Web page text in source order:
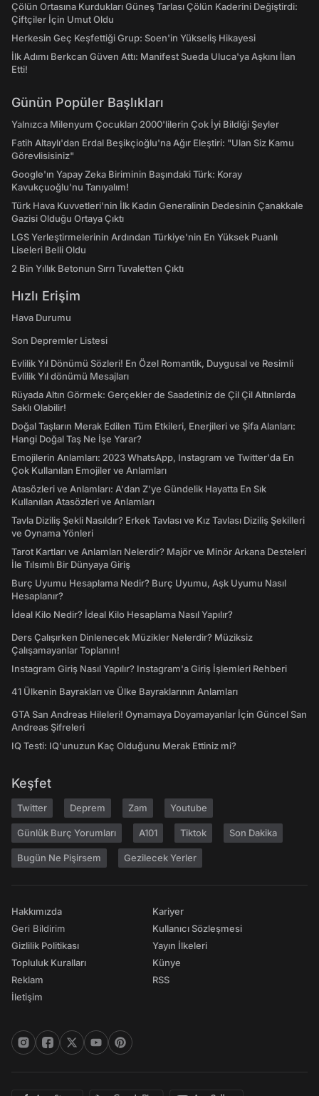
Çölün Ortasına Kurdukları Güneş Tarlası Çölün Kaderini Değiştirdi:
Çiftçiler İçin Umut Oldu
Herkesin Geç Keşfettiği Grup: Soen'in Yükseliş Hikayesi
İlk Adımı Berkcan Güven Attı: Manifest Sueda Uluca'ya Aşkını İlan
Etti!
Günün Popüler Başlıkları
Yalnızca Milenyum Çocukları 2000'lilerin Çok İyi Bildiği Şeyler
Fatih Altaylı'dan Erdal Beşikçioğlu'na Ağır Eleştiri: "Ulan Siz Kamu
Görevlisisiniz"
Google'ın Yapay Zeka Biriminin Başındaki Türk: Koray
Kavukçuoğlu'nu Tanıyalım!
Türk Hava Kuvvetleri'nin İlk Kadın Generalinin Dedesinin Çanakkale
Gazisi Olduğu Ortaya Çıktı
LGS Yerleştirmelerinin Ardından Türkiye'nin En Yüksek Puanlı
Liseleri Belli Oldu
2 Bin Yıllık Betonun Sırrı Tuvaletten Çıktı
Hızlı Erişim
Hava Durumu
Son Depremler Listesi
Evlilik Yıl Dönümü Sözleri! En Özel Romantik, Duygusal ve Resimli
Evlilik Yıl dönümü Mesajları
Rüyada Altın Görmek: Gerçekler de Saadetiniz de Çil Çil Altınlarda
Saklı Olabilir!
Doğal Taşların Merak Edilen Tüm Etkileri, Enerjileri ve Şifa Alanları:
Hangi Doğal Taş Ne İşe Yarar?
Emojilerin Anlamları: 2023 WhatsApp, Instagram ve Twitter'da En
Çok Kullanılan Emojiler ve Anlamları
Atasözleri ve Anlamları: A'dan Z'ye Gündelik Hayatta En Sık
Kullanılan Atasözleri ve Anlamları
Tavla Diziliş Şekli Nasıldır? Erkek Tavlası ve Kız Tavlası Diziliş Şekilleri
ve Oynama Yönleri
Tarot Kartları ve Anlamları Nelerdir? Majör ve Minör Arkana Desteleri
İle Tılsımlı Bir Dünyaya Giriş
Burç Uyumu Hesaplama Nedir? Burç Uyumu, Aşk Uyumu Nasıl
Hesaplanır?
İdeal Kilo Nedir? İdeal Kilo Hesaplama Nasıl Yapılır?
Ders Çalışırken Dinlenecek Müzikler Nelerdir? Müziksiz
Çalışamayanlar Toplanın!
Instagram Giriş Nasıl Yapılır? Instagram'a Giriş İşlemleri Rehberi
41 Ülkenin Bayrakları ve Ülke Bayraklarının Anlamları
GTA San Andreas Hileleri! Oynamaya Doyamayanlar İçin Güncel San
Andreas Şifreleri
IQ Testi: IQ'unuzun Kaç Olduğunu Merak Ettiniz mi?
Keşfet
Twitter Deprem Zam Youtube
Günlük Burç Yorumları A101 Tiktok Son Dakika
Bugün Ne Pişirsem Gezilecek Yerler
Hakkımızda
Geri Bildirim
Gizlilik Politikası
Topluluk Kuralları
Reklam
İletişim
Kariyer
Kullanıcı Sözleşmesi
Yayın İlkeleri
Künye
RSS